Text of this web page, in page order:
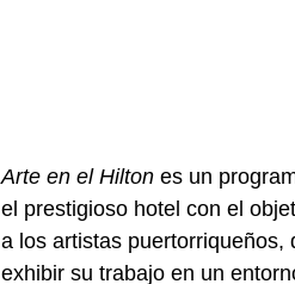
Arte en el Hilton es un
el prestigioso hotel con el
a los artistas puertorriqueños,
exhibir su trabajo en un